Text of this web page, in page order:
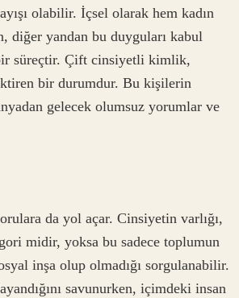
olabilir. İçsel olarak hem kadın
diğer yandan bu duyguları kabul
süreçtir. Çift cinsiyetli kimlik,
bir durumdur. Bu kişilerin
gelecek olumsuz yorumlar ve
da yol açar. Cinsiyetin varlığı,
midir, yoksa bu sadece toplumun
inşa olup olmadığı sorgulanabilir.
savunurken, içimdeki insan